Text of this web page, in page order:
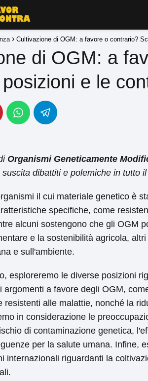
Cultivazione di OGM: a favore o contrario?
di OGM: a
e le
Organismi Geneticamente
dibattiti e polemiche in tutto il
il cui materiale genetico è
specifiche, come
alcuni sostengono che gli OGM
e la sostenibilità agricola,
e sull'ambiente.
esploreremo le diverse posizioni
argomenti a favore degli OGM,
resistenti alle malattie, nonché la
in considerazione le
di contaminazione genetica,
per la salute umana. Infine,
internazionali riguardanti la